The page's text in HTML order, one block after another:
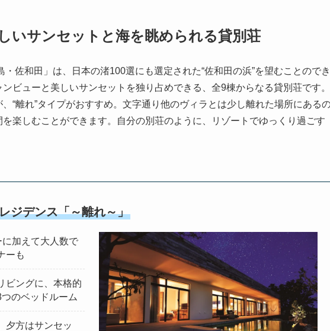
いサンセットと海を眺められる貸別荘
・佐和田」は、日本の渚100選にも選定された“佐和田の浜”を望むことのでき
ビューと美しいサンセットを独り占めできる、全9棟からなる貸別荘です。
“離れ”タイプがおすすめ。文字通り他のヴィラとは少し離れた場所にある
楽しむことができます。自分の別荘のように、リゾートでゆっくり過ごす
ジデンス「～離れ～」
に加えて大人数で
ーも
ビングに、本格的
のベッドルーム
夕方はサンセッ